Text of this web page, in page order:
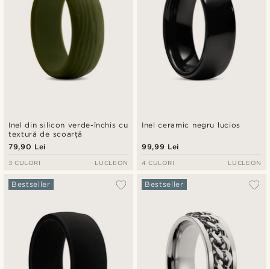
Inel din silicon verde-închis cu
textură de scoarță
79,90 Lei
3 CULORI LUCLEON
Inel ceramic negru lucios
99,99 Lei
4 CULORI LUCLEON
Bestseller Bestseller